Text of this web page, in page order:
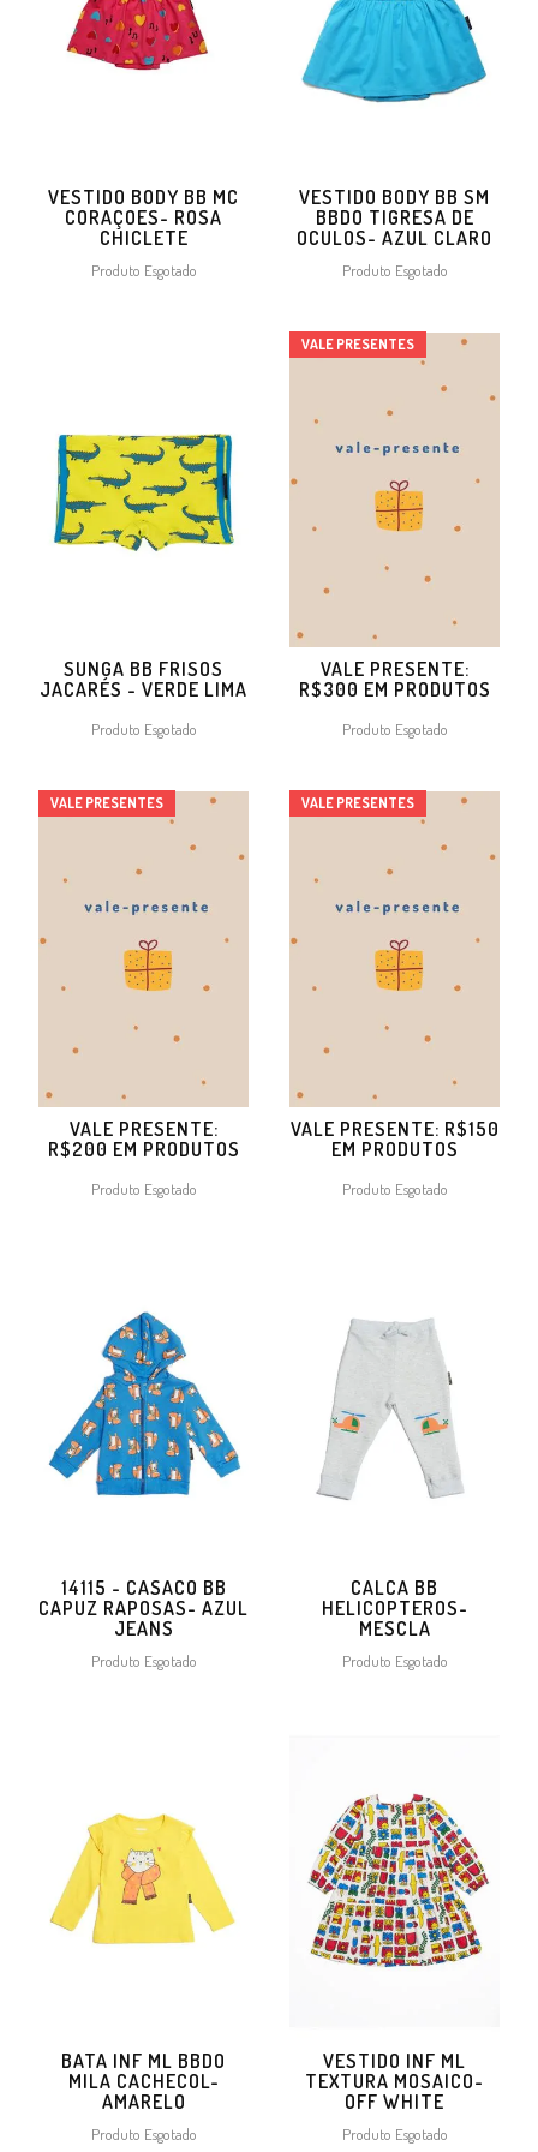
VESTIDO BODY BB MC
CORAÇOES- ROSA
CHICLETE
Produto Esgotado
VESTIDO BODY BB SM
BBDO TIGRESA DE
OCULOS- AZUL CLARO
Produto Esgotado
SUNGA BB FRISOS
JACARÉS - VERDE LIMA
Produto Esgotado
VALE PRESENTE:
R$300 EM PRODUTOS
Produto Esgotado
VALE PRESENTES
VALE PRESENTE:
R$200 EM PRODUTOS
Produto Esgotado
VALE PRESENTES
VALE PRESENTE: R$150
EM PRODUTOS
Produto Esgotado
VALE PRESENTES
14115 - CASACO BB
CAPUZ RAPOSAS- AZUL
JEANS
Produto Esgotado
CALCA BB
HELICOPTEROS-
MESCLA
Produto Esgotado
BATA INF ML BBDO
MILA CACHECOL-
AMARELO
Produto Esgotado
VESTIDO INF ML
TEXTURA MOSAICO-
OFF WHITE
Produto Esgotado